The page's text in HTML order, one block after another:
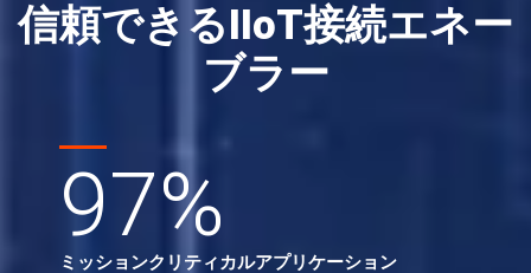
信頼できるIIoT接続エネー
ブラー
97%
ミッションクリティカルアプリケーション